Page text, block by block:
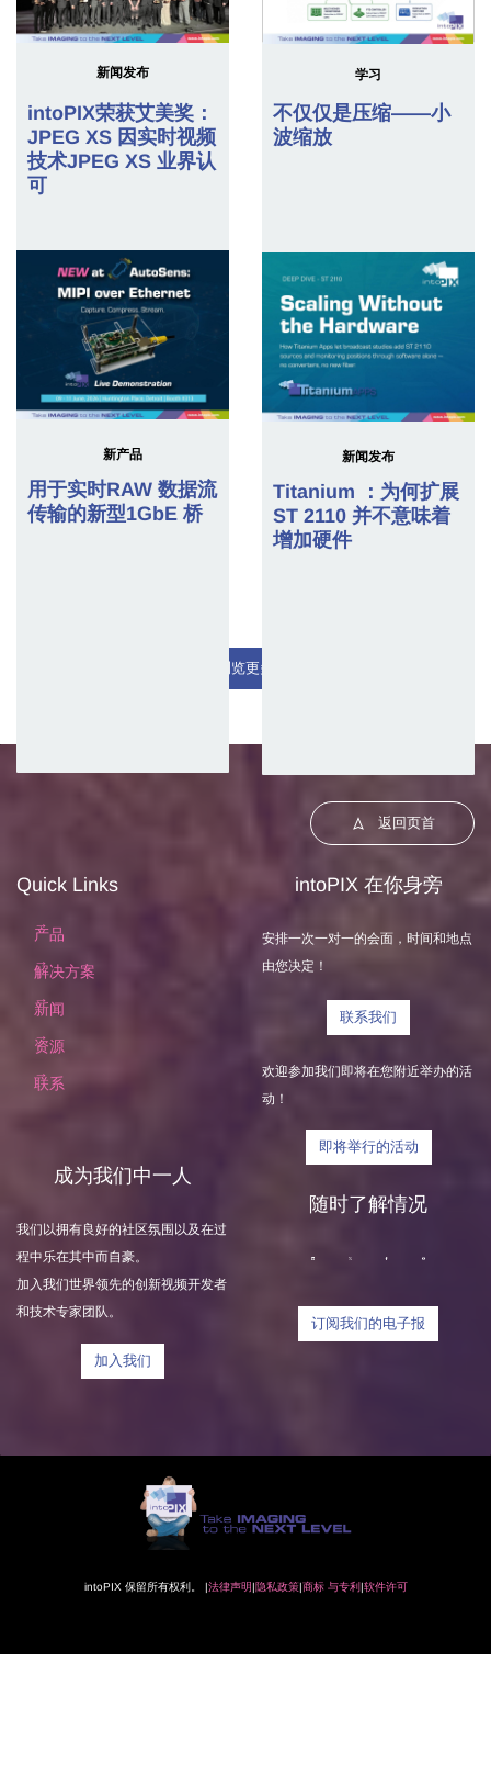
新闻发布
intoPIX荣获艾美奖：
JPEG XS 因实时视频
技术JPEG XS 业界认
可
学习
不仅仅是压缩——小
波缩放
新产品
用于实时RAW 数据流
传输的新型1GbE 桥
新闻发布
Titanium ：为何扩展
ST 2110 并不意味着
增加硬件
浏览更多
返回页首
Quick Links
产品
解决方案
新闻
资源
联系
intoPIX 在你身旁
安排一次一对一的会面，时间和地点
由您决定！
联系我们
欢迎参加我们即将在您附近举办的活
动！
即将举行的活动
成为我们中一人
我们以拥有良好的社区氛围以及在过
程中乐在其中而自豪。
加入我们世界领先的创新视频开发者
和技术专家团队。
加入我们
随时了解情况
订阅我们的电子报
intoPIX 保留所有权利。 |法律声明|隐私政策|商标与专利 |软件许可